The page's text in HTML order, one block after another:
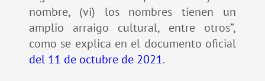
nombre, (vi) los nombres tienen un
amplio arraigo cultural, entre otros”,
como se explica en el documento oficial
del 11 de octubre de 2021.